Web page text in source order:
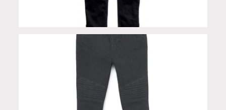
Jeans Label Core Skinny Mid-Rise BLK donna